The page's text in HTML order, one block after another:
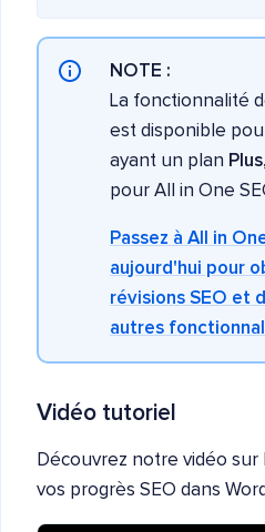
NOTE :
La fonctionnalité
est disponible
ayant un plan
pour All in One
Passez à All in
aujourd'hui pour
révisions SEO et
autres
Vidéo tutoriel
Découvrez notre vidéo sur
vos progrès SEO dans